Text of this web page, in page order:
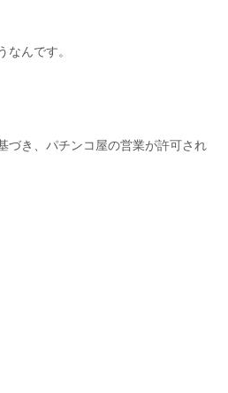
なんです。
づき、パチンコ屋の営業が許可され